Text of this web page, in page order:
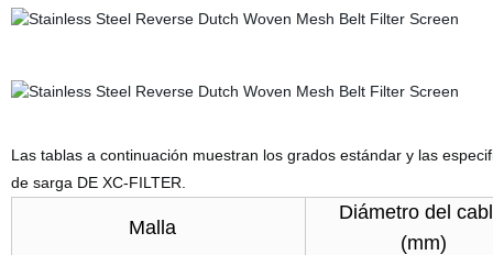
Las tablas a continuación muestran los grados estándar y las
de sarga DE XC-FILTER.
Malla
Diámetro del
(mm)